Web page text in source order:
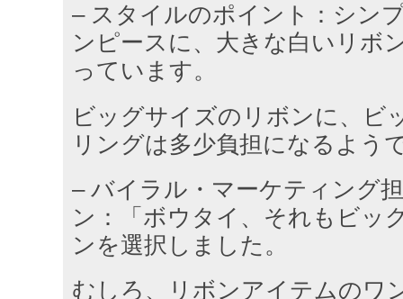
– スタイルのポイント：シン
ンピースに、大きな白いリボ
っています。
ビッグサイズのリボンに、ビ
リングは多少負担になるよう
– バイラル・マーケティング
ン：「ボウタイ、それもビッ
ンを選択しました。
むしろ、リボンアイテムのワ